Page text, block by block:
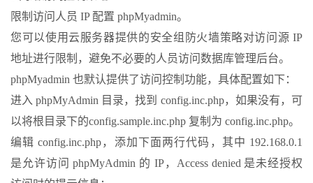
限制访问人员 IP 配置 phpMyadmin。
您可以使用云服务器提供的安全组防火墙策略对访问源 IP
地址进行限制，避免不必要的人员访问数据库管理后台。
phpMyadmin 也默认提供了访问控制功能，具体配置如下：
进入 phpMyAdmin 目录，找到 config.inc.php，如果没有，可
以将根目录下的config.sample.inc.php 复制为 config.inc.php。
编辑 config.inc.php，添加下面两行代码，其中 192.168.0.1
是允许访问 phpMyAdmin 的 IP，Access denied 是未经授权